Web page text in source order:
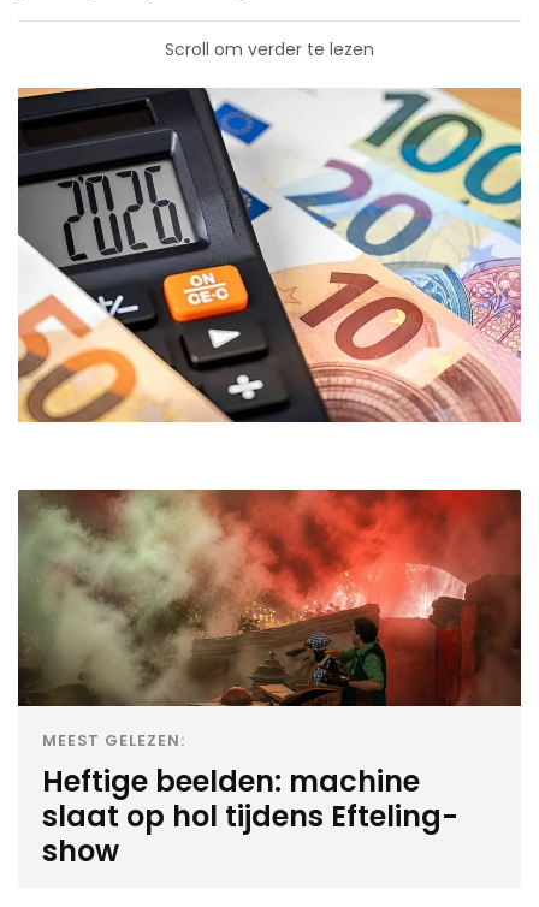
Scroll om verder te lezen
MEEST GELEZEN:
Heftige beelden: machine
slaat op hol tijdens Efteling-
show